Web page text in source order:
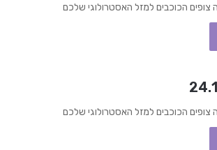
צופים הכוכבים למזל האסטרולוגי שלכם
צופים הכוכבים למזל האסטרולוגי שלכם